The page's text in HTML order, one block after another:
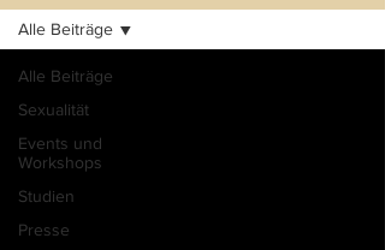
Alle Beiträge
Sexualität
Events und
Workshops
Studien
Presse
Alle Beiträge